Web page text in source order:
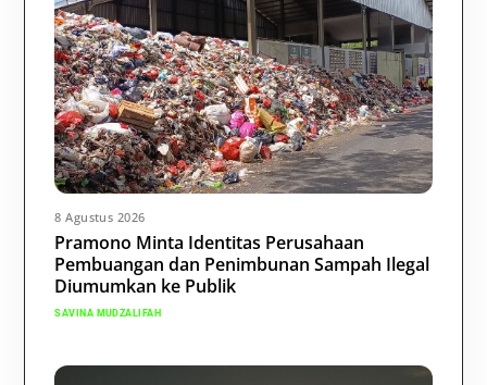
8 Agustus 2026
Pramono Minta Identitas Perusahaan
Pembuangan dan Penimbunan Sampah Ilegal
Diumumkan ke Publik
SAVINA MUDZALIFAH